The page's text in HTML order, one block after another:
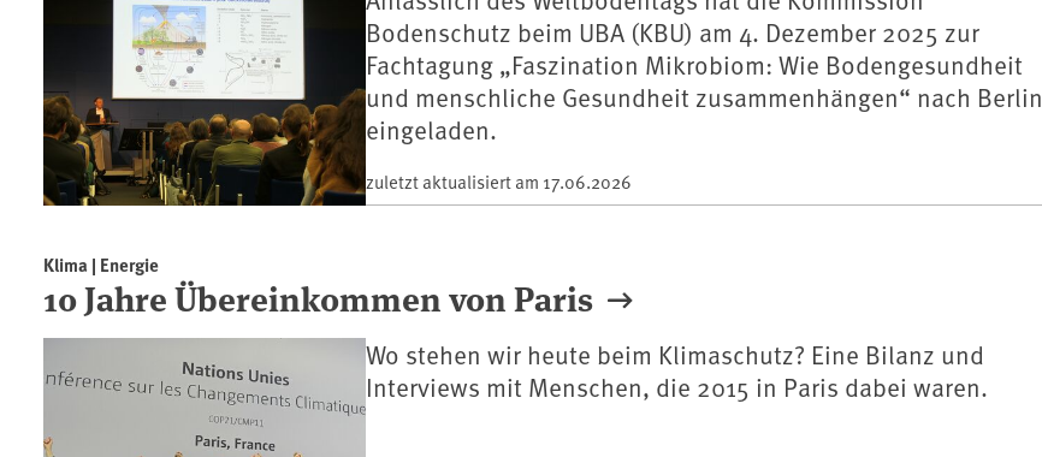
Bodenschutz beim ⁠UBA⁠ (KBU) am 4. Dezember 2025 zur
Fachtagung „Faszination Mikrobiom: Wie Bodengesundheit
und menschliche Gesundheit zusammenhängen“ nach Berlin
eingeladen.
zuletzt aktualisiert am 17.06.2026
Klima | Energie
10 Jahre Übereinkommen von Paris
Wo stehen wir heute beim Klimaschutz? Eine Bilanz und
Interviews mit Menschen, die 2015 in Paris dabei waren.